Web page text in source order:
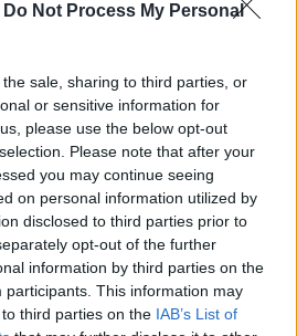
Do Not Process My Personal
sale, sharing to third parties, or
or sensitive information for
please use the below opt-out
Please note that after your
you may continue seeing
on personal information utilized by
disclosed to third parties prior to
opt-out of the further
information by third parties on the
participants. This information may
third parties on the IAB’s List of
Krystian Paczkowski (90-
(39-opóźnianie gry), Dmytro
Lacine C. Diomande (46-faul),
Krzanowski (90+-gra na czas).
Stasz (niesportowe zachowanie) -
zachowanie)